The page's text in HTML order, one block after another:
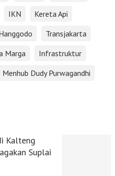
IKN
Kereta Api
Transjakarta
Marga
Infrastruktur
Menhub Dudy Purwagandhi
Kalteng
Suplai